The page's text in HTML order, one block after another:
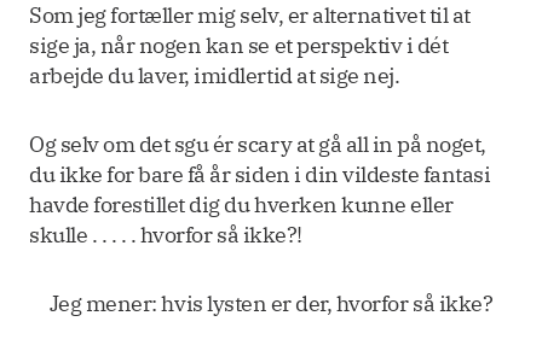
Som jeg fortæller mig selv, er alternativet til at
sige ja, når nogen kan se et perspektiv i dét
arbejde du laver, imidlertid at sige nej.
Og selv om det sgu ér scary at gå all in på noget,
du ikke for bare få år siden i din vildeste fantasi
havde forestillet dig du hverken kunne eller
skulle . . . . . hvorfor så ikke?!
Jeg mener: hvis lysten er der, hvorfor så ikke?